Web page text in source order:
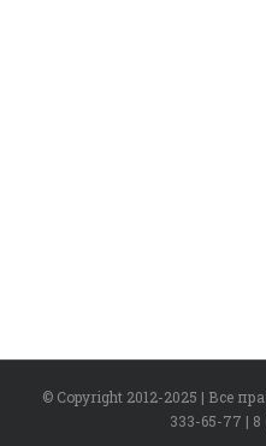
© Copyright 2012-2025 | Все
333-65-77 | 8